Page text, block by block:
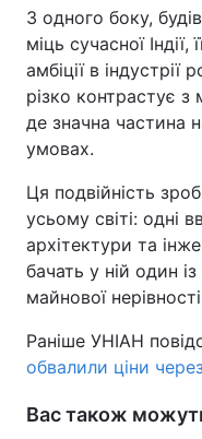
З одного боку,
міць сучасної
амбіції в
різко контрастує
де значна частина
умовах.
Ця подвійність
усьому світі: одні
архітектури та
бачать у ній один
майнової
Раніше УНІАН
обвалили ціни
Вас також